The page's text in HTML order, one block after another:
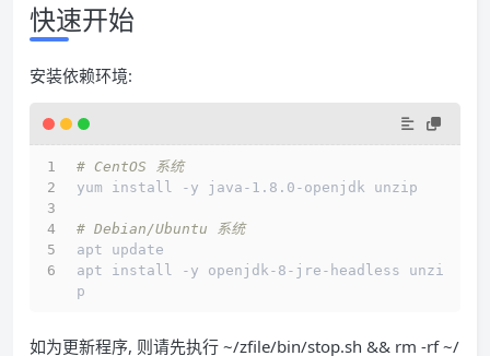
快速开始
安装依赖环境:
# CentOS 系统
yum install -y java-1.8.0-openjdk unzip
# Debian/Ubuntu 系统
apt update
apt install -y openjdk-8-jre-headless unzi
p
如为更新程序, 则请先执行 ~/zfile/bin/stop.sh && rm -rf ~/